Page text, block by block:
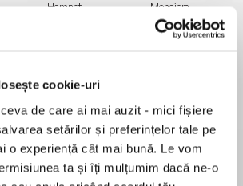
cookie-uri
de care ai mai auzit - mici fișiere
setărilor și preferințelor tale pe
o experiență cât mai bună. Le vom
ta și îți mulțumim dacă ne-o
Hamnet
Diavolul se îmbracă de
la...
Lauren Weisberger
Menajera
Freida McFadden
Migdală
Sohn Won-pyung